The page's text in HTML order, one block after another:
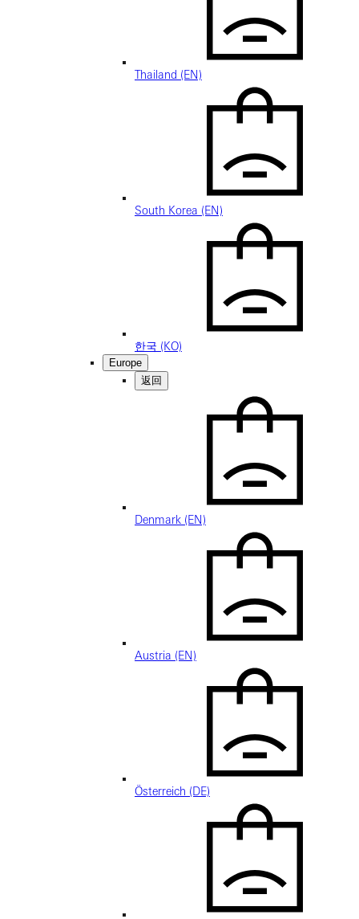
Thailand (EN)
South Korea (EN)
한국 (KO)
Europe
返回
Denmark (EN)
Austria (EN)
Österreich (DE)